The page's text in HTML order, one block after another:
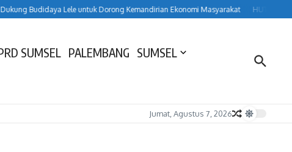
Lele untuk Dorong Kemandirian Ekonomi Masyarakat HUT ke-157 Lahat,
SUMSEL PALEMBANG SUMSEL
Jumat, Agustus 7, 2026